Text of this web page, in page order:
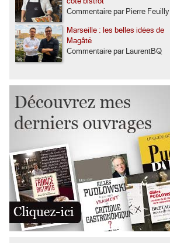
Commentaire par Pierre Feuilly
Marseille : les belles idées de
Magâté
Commentaire par LaurentBQ